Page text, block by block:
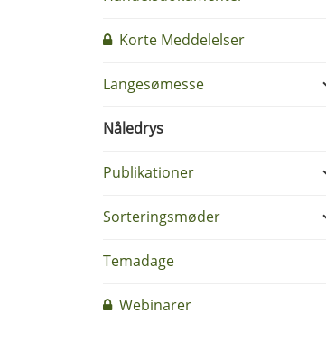
Korte Meddelelser
Langesømesse
Nåledrys
Publikationer
Sorteringsmøder
Temadage
Webinarer